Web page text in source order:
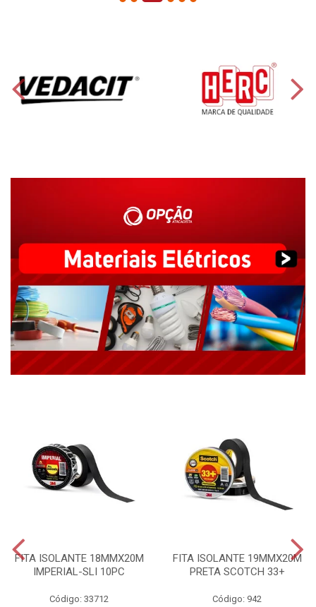
FITA ISOLANTE 18MMX20M
IMPERIAL-SLI 10PC
Código: 33712
FITA ISOLANTE 19MMX20M
PRETA SCOTCH 33+
Código: 942